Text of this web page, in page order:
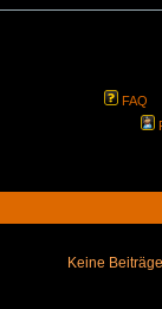
FAQ
Keine